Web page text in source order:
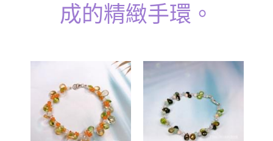
成的精緻手環。